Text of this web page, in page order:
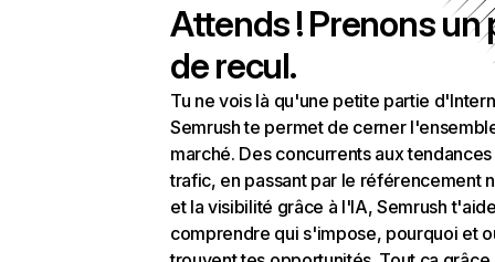
Attends ! Prenons un
de recul.
Tu ne vois là qu'une petite partie
Semrush te permet de cerner
marché. Des concurrents aux
trafic, en passant par le référencement
et la visibilité grâce à l'IA, Semrush
comprendre qui s'impose, pourquoi et